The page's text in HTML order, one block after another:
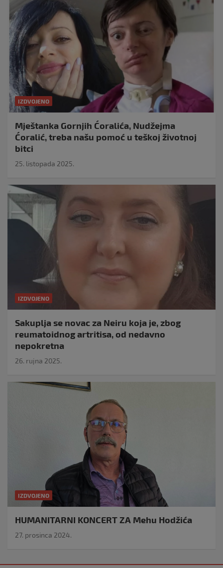
IZDVOJENO
Mještanka Gornjih Ćoralića, Nudžejma
Ćoralić, treba našu pomoć u teškoj životnoj
bitci
25. listopada 2025.
IZDVOJENO
Sakuplja se novac za Neiru koja je, zbog
reumatoidnog artritisa, od nedavno
nepokretna
26. rujna 2025.
IZDVOJENO
HUMANITARNI KONCERT ZA Mehu Hodžića
27. prosinca 2024.